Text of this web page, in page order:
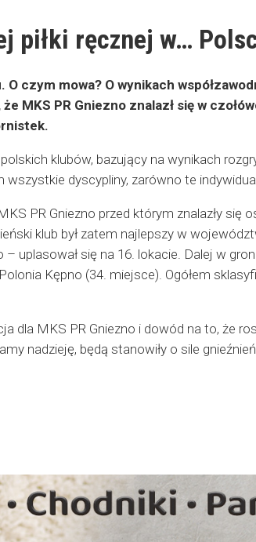
piłki ręcznej w…
czym mowa? O wynikach
MKS PR Gniezno znalazł się w
klubów, bazujący na wynikach
dyscypliny, zarówno te
PR Gniezno przed którym znalazły się
klub był zatem najlepszy w
uplasował się na 16. lokacie. Dalej w
Kępno (34. miejsce). Ogółem
dla MKS PR Gniezno i dowód na to, że
nadzieję, będą stanowiły o sile